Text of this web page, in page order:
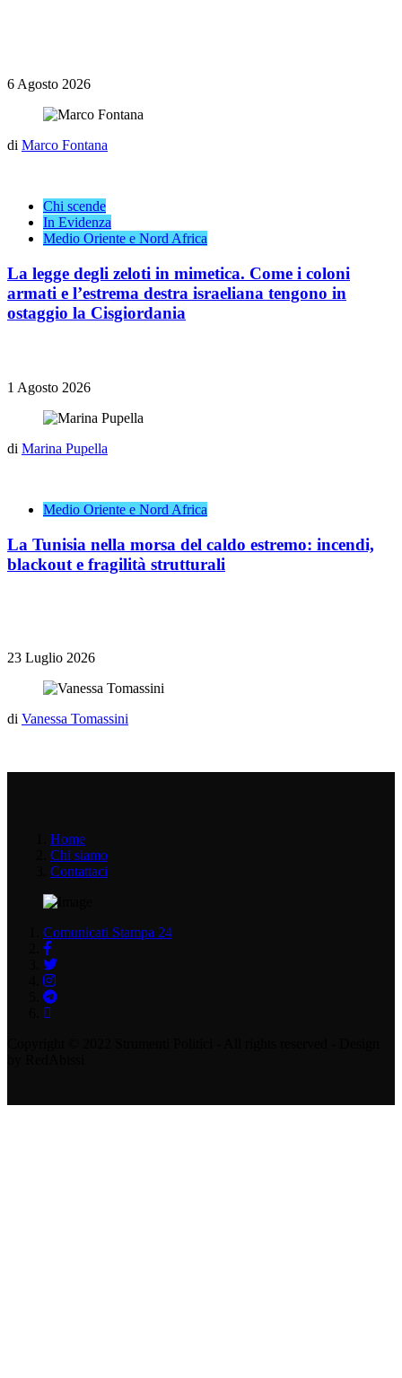
6 Agosto 2026
di Marco Fontana
Chi scende
In Evidenza
Medio Oriente e Nord Africa
La legge degli zeloti in mimetica. Come i coloni
armati e l’estrema destra israeliana tengono in
ostaggio la Cisgiordania
1 Agosto 2026
di Marina Pupella
Medio Oriente e Nord Africa
La Tunisia nella morsa del caldo estremo: incendi,
blackout e fragilità strutturali
23 Luglio 2026
di Vanessa Tomassini
Home
Chi siamo
Contattaci
Comunicati Stampa 24